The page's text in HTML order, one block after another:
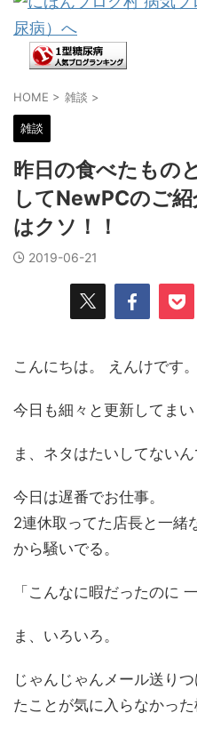
HOME > 雑談 >
雑談
昨日の食べたもの
してNewPCのご
はクソ！！
2019-06-21
こんにちは。 えんけです。
今日も細々と更新してまい
ま、ネタはたいしてない
今日は遅番でお仕事。
2連休取ってた店長と一緒
から騒いでる。
「こんなに暇だったのに
ま、いろいろ。
じゃんじゃんメール送り
たことが気に入らなかった